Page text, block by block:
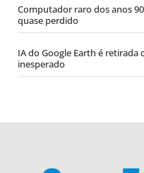
Computador raro dos anos
quase perdido
IA do Google Earth é
inesperado